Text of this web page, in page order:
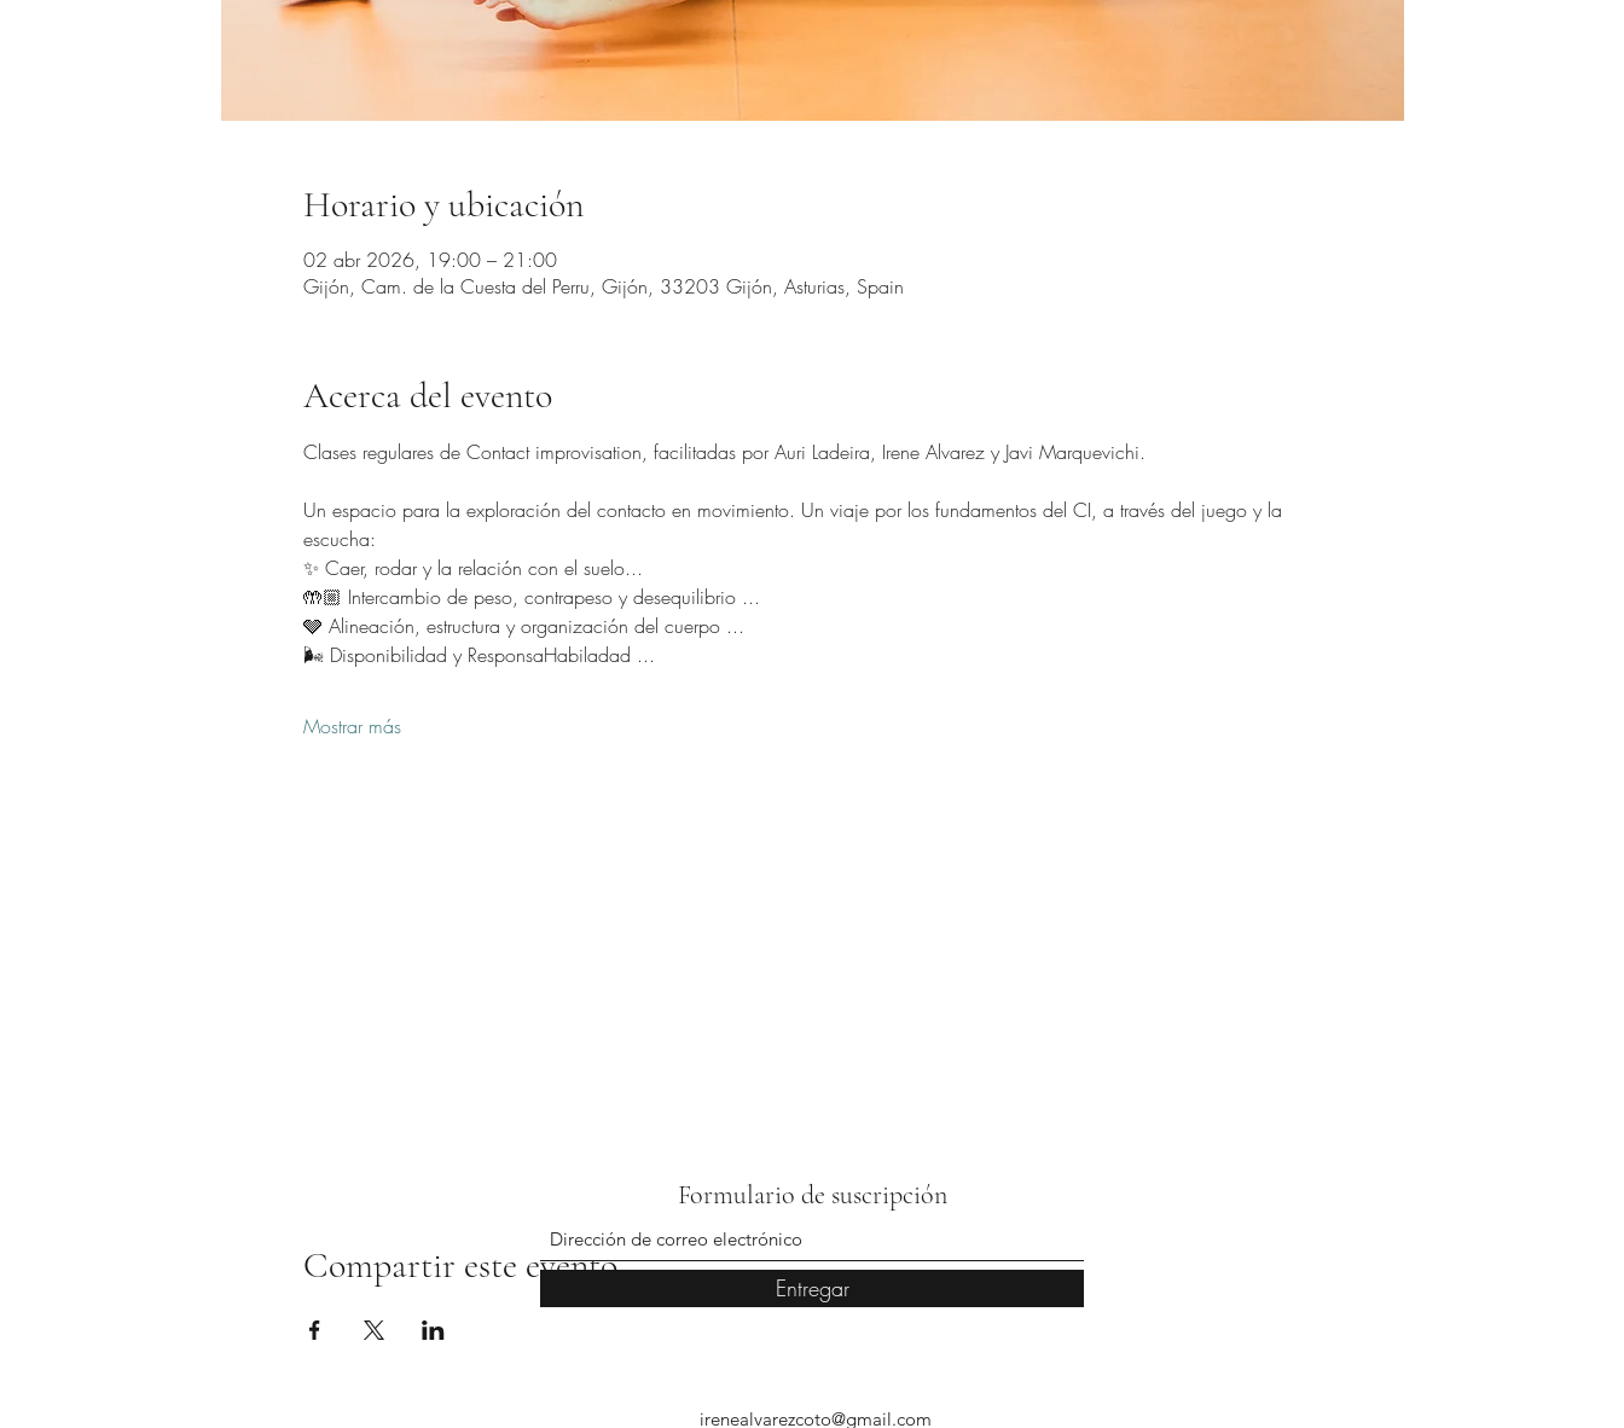
Horario y ubicación
02 abr 2026, 19:00 – 21:00
Gijón, Cam. de la Cuesta del Perru, Gijón, 33203 Gijón, Asturias, Spain
Acerca del evento
Clases regulares de Contact improvisation, facilitadas por Auri Ladeira, Irene Alvarez y Javi Marquevichi.
Un espacio para la exploración del contacto en movimiento. Un viaje por los fundamentos del CI, a través del juego y la
escucha:
✨ Caer, rodar y la relación con el suelo...
🤲🏼 Intercambio de peso, contrapeso y desequilibrio ...
🩶 Alineación, estructura y organización del cuerpo ...
🌬️ Disponibilidad y ResponsaHabiladad ...
Mostrar más
Compartir este evento
Formulario de suscripción
Entregar
irenealvarezcoto@gmail.com